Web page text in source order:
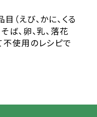
（えび、かに、くる
ば、卵、乳、落花
不使用のレシピで